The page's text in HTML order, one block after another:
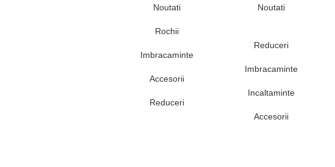
Noutati
Rochii
Imbracaminte
Accesorii
Reduceri
Noutati
Reduceri
Imbracaminte
Incaltaminte
Accesorii